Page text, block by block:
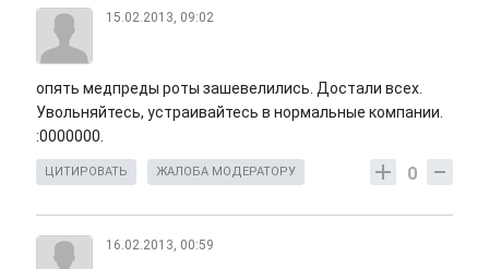
15.02.2013, 09:02
опять медпреды роты зашевелились. Достали всех.
Увольняйтесь, устраивайтесь в нормальные компании.
:0000000.
0
ЦИТИРОВАТЬ ЖАЛОБА МОДЕРАТОРУ
16.02.2013, 00:59